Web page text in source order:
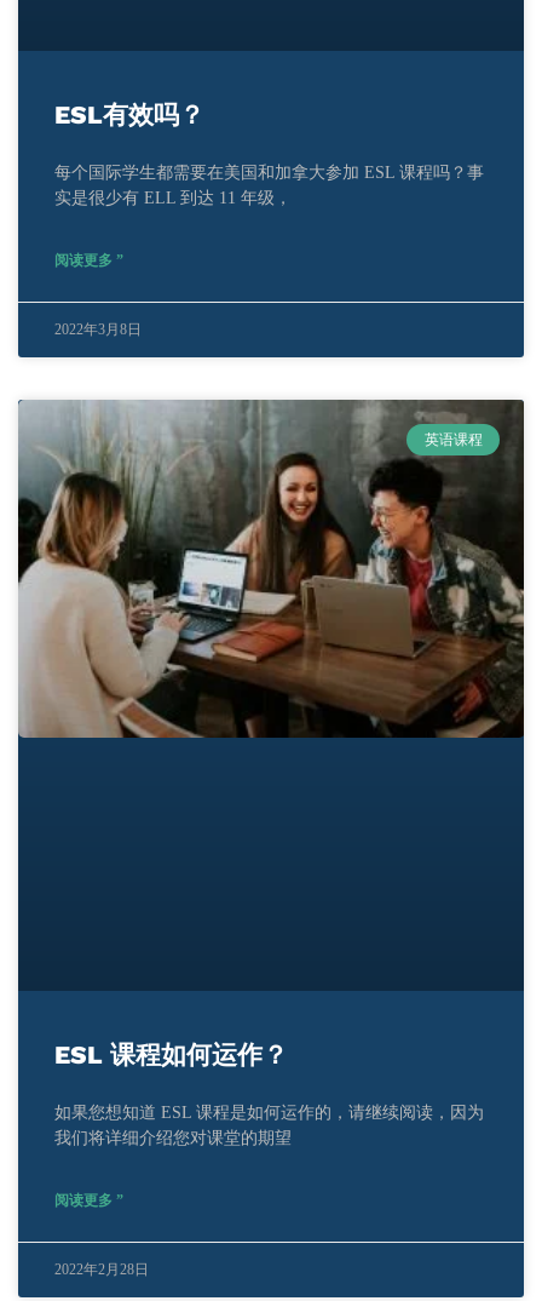
ESL有效吗？
每个国际学生都需要在美国和加拿大参加 ESL 课程吗？事
实是很少有 ELL 到达 11 年级，
阅读更多 ”
2022年3月8日
英语课程
ESL 课程如何运作？
如果您想知道 ESL 课程是如何运作的，请继续阅读，因为
我们将详细介绍您对课堂的期望
阅读更多 ”
2022年2月28日